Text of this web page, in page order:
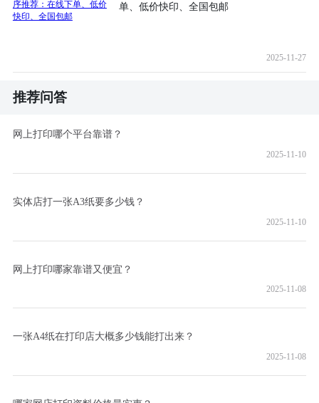
单、低价快印、全国包邮
2025-11-27
推荐问答
网上打印哪个平台靠谱？
2025-11-10
实体店打一张A3纸要多少钱？
2025-11-10
网上打印哪家靠谱又便宜？
2025-11-08
一张A4纸在打印店大概多少钱能打出来？
2025-11-08